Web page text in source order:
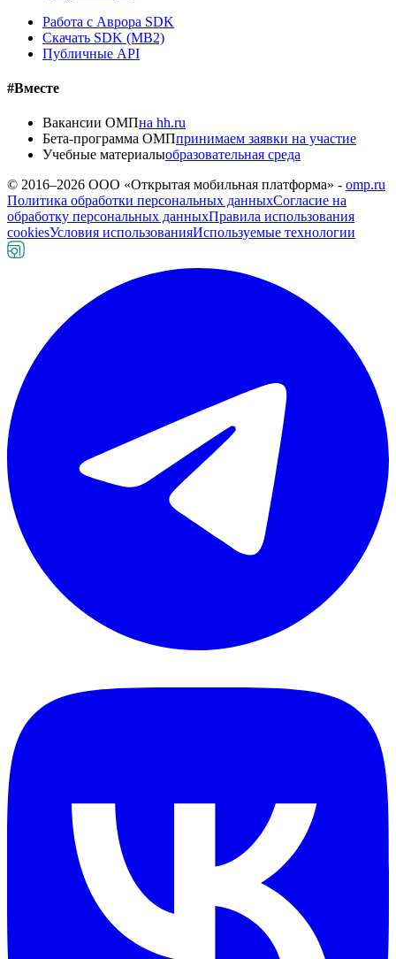
Работа с Аврора SDK
Скачать SDK (MB2)
Публичные API
#Вместе
Вакансии ОМПна hh.ru
Бета-программа ОМПпринимаем заявки на участие
Учебные материалыобразовательная среда
© 2016–2026 ООО «Открытая мобильная платформа» - omp.ru
Политика обработки персональных данныхСогласие на
обработку персональных данныхПравила использования
cookiesУсловия использованияИспользуемые технологии